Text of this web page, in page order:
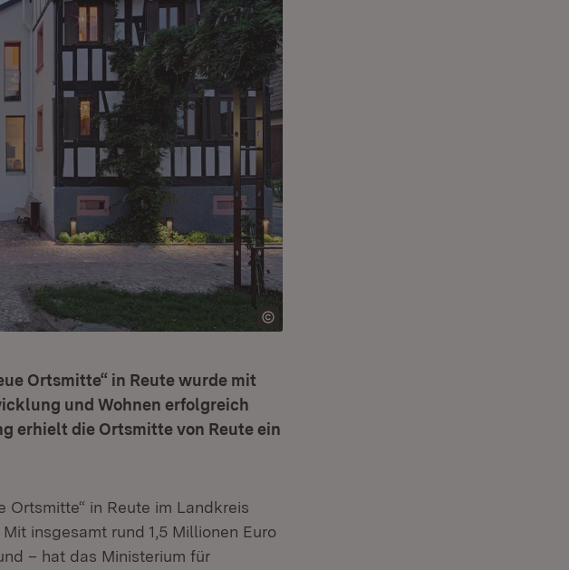
Ortsmitte“ in Reute wurde mit
und Wohnen erfolgreich
erhielt die Ortsmitte von Reute ein
Ortsmitte“ in Reute im Landkreis
insgesamt rund 1,5 Millionen Euro
– hat das Ministerium für